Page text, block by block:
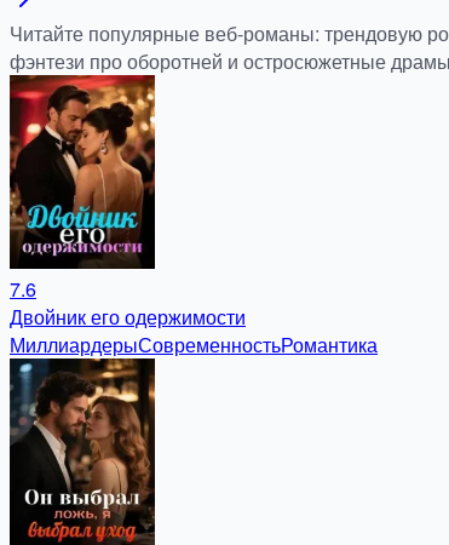
Читайте популярные веб-романы: трендовую
фэнтези про оборотней и остросюжетные
7.6
Двойник его одержимости
МиллиардерыСовременностьРомантика